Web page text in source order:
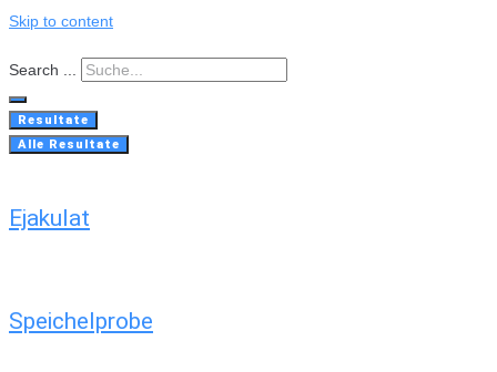
Skip to content
Search ...
Resultate
Alle Resultate
Ejakulat
Speichelprobe